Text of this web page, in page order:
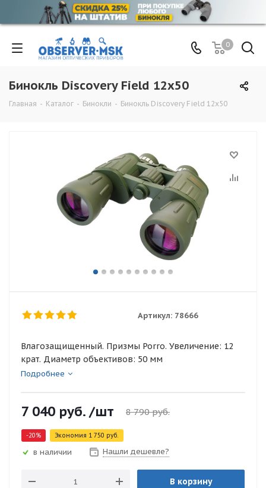
0
Бинокль Discovery Field 12x50
Главная - Каталог - Бинокли - Бинокль Discovery Field 12x50
Артикул: 78666
Влагозащищенный. Призмы Porro. Увеличение: 12
крат. Диаметр объективов: 50 мм
Подробнее
7 040 руб. /шт 8 790руб.
-20% Экономия 1 750 руб.
в наличии Нашли дешевле?
В корзину